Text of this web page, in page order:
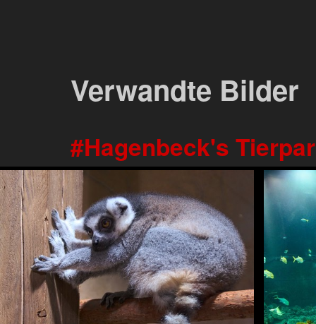
Verwandte Bilder
Hagenbeck's